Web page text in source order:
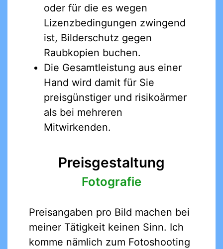
oder für die es wegen
Lizenzbedingungen zwingend
ist, Bilderschutz gegen
Raubkopien buchen.
Die Gesamtleistung aus einer
Hand wird damit für Sie
preisgünstiger und risikoärmer
als bei mehreren
Mitwirkenden.
Preisgestaltung
Fotografie
Preisangaben pro Bild machen bei
meiner Tätigkeit keinen Sinn. Ich
komme nämlich zum Fotoshooting